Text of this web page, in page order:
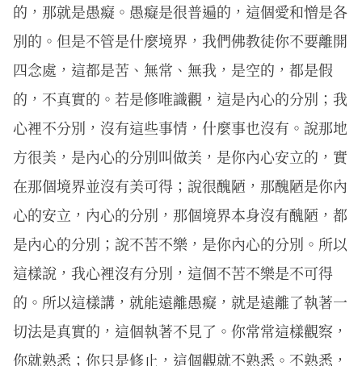
的，那就是愚癡。愚癡是很普遍的，這個愛和憎是各
別的。但是不管是什麼境界，我們佛教徒你不要離開
四念處，這都是苦、無常、無我，是空的，都是假
的，不真實的。若是修唯識觀，這是內心的分別；我
心裡不分別，沒有這些事情，什麼事也沒有。說那地
方很美，是內心的分別叫做美，是你內心安立的，實
在那個境界並沒有美可得；說很醜陋，那醜陋是你內
心的安立，內心的分別，那個境界本身沒有醜陋，都
是內心的分別；說不苦不樂，是你內心的分別。所以
這樣說，我心裡沒有分別，這個不苦不樂是不可得
的。所以這樣講，就能遠離愚癡，就是遠離了執著一
切法是真實的，這個執著不見了。你常常這樣觀察，
你就熟悉；你只是修止，這個觀就不熟悉。不熟悉，